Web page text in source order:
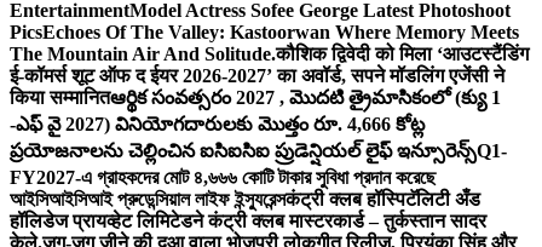
EntertainmentModel Actress Sofee George Latest Photoshoot
PicsEchoes Of The Valley: Kastoorwan Where Memory Meets
The Mountain Air And Solitude.कौशिक द्विवेदी को मिला ‘आउटस्टैंडिंग
ई-कॉमर्स शूट ऑफ द ईयर 2026-2027’ का अवॉर्ड, सपने मॉडलिंग एजेंसी ने
किया सम्मानितఆర్థిక సంవత్సరం 2027 , మొదటి త్రైమాసికంలో (క్యు 1
-ఎఫ్ వై 2027) వినియోగదారులకు మొత్తం రూ. 4,666 కోట్ల
ప్రయోజనాలను చెల్లించిన ఐసిఐసిఐ ప్రుడెన్షియల్ లైఫ్ ఇన్సూరెన్స్Q1-
FY2027-এ গ্রাহকদের মোট ৪,৬৬৬ কোটি টাকার সুবিধা প্রদান করেছে
আইসিআইসিআই প্রুডেন্সিয়াল লাইফ ইন্স্যুরেন্সकंट्री क्लब हॉस्पिटॅलिटी अँड
हॉलिडेज प्रायव्हेट लिमिटेडने कंट्री क्लब मास्टरकार्ड – तुर्कस्तान सादर
केले.जुग-जुग जीने की दुआ वाला भोजपुरी लोकगीत रिलीज, प्रियंका सिंह और